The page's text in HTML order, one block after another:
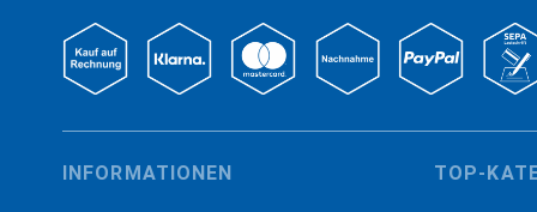
INFORMATIONEN TOP-